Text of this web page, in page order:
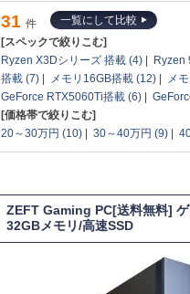
31 件
一覧にして比較
[スペックで絞りこむ]
Ryzen X3Dシリーズ 搭載 (4) | Ryzen
搭載 (7) | メモリ16GB搭載 (12) |
メ
GeForce RTX5060Ti搭載 (6) |
[価格帯で絞りこむ]
20～30万円 (10) | 30～40万円 (9) |
ZEFT Gaming PC[送料無料]
32GBメモリ/高速SSD